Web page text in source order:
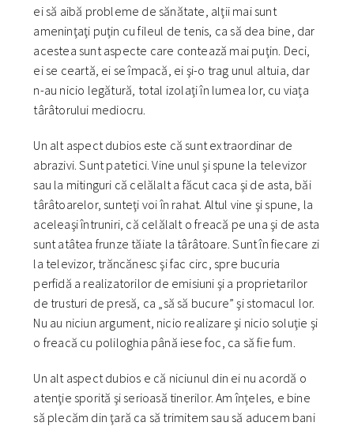
ei să aibă probleme de sănătate, alţii mai sunt
ameninţaţi puţin cu fileul de tenis, ca să dea bine, dar
acestea sunt aspecte care contează mai puţin. Deci,
ei se ceartă, ei se împacă, ei şi-o trag unul altuia, dar
n-au nicio legătură, total izolaţi în lumea lor, cu viaţa
târâtorului mediocru.
Un alt aspect dubios este că sunt extraordinar de
abrazivi. Sunt patetici. Vine unul şi spune la televizor
sau la mitinguri că celălalt a făcut caca şi de asta, băi
târâtoarelor, sunteţi voi în rahat. Altul vine şi spune, la
aceleaşi întruniri, că celălalt o freacă pe una şi de asta
sunt atâtea frunze tăiate la târâtoare. Sunt în fiecare zi
la televizor, trăncănesc şi fac circ, spre bucuria
perfidă a realizatorilor de emisiuni şi a proprietarilor
de trusturi de presă, ca „să să bucure” şi stomacul lor.
Nu au niciun argument, nicio realizare şi nicio soluţie şi
o freacă cu poliloghia până iese foc, ca să fie fum.
Un alt aspect dubios e că niciunul din ei nu acordă o
atenţie sporită şi serioasă tinerilor. Am înţeles, e bine
să plecăm din ţară ca să trimitem sau să aducem bani